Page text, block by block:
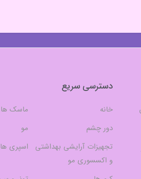
دسترسی سریع
خانه
ماسک ها
دور چشم
مو
تجهیزات آرایشی بهداشتی
و اکسسوری مو
اسپری ها